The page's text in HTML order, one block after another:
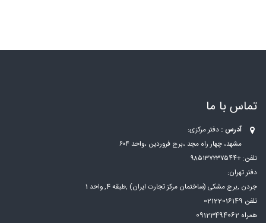
تماس با ما
آدرس : دفتر مرکزی:
مشهد، چهار راه مجد ،برج فروردین ،واحد ۶۰۴
تلفن: +۹۸۵۱۳۷۲۳۷۵۴۴
دفتر تهران:
جردن ,برج مشکی (ساختمان مرکز تجارت ایران) ,طبقه 4, واحد 1
تلفن 02122016149
همراه 09123494062